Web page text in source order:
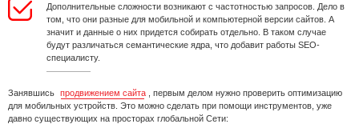
Дополнительные сложности возникают с частотностью запросов. Дело в
том, что они разные для мобильной и компьютерной версии сайтов. А
значит и данные о них придется собирать отдельно. В таком случае
будут различаться семантические ядра, что добавит работы SEO-
специалисту.
Занявшись продвижением сайта
, первым делом нужно проверить оптимизацию
для мобильных устройств. Это можно сделать при помощи инструментов, уже
давно существующих на просторах глобальной Сети: